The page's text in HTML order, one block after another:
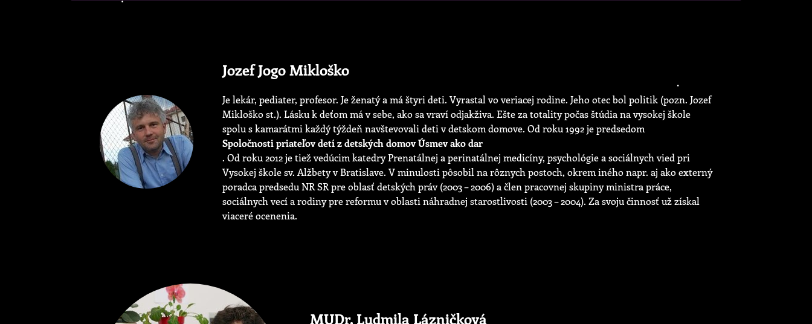
Jozef Jogo Mikloško
Je lekár, pediater, profesor. Je ženatý a má štyri deti. Vyrastal vo veriacej rodine. Jeho otec bol politik (pozn. Jozef
Mikloško st.). Lásku k deťom má v sebe, ako sa vraví odjakživa. Ešte za totality počas štúdia na vysokej škole
spolu s kamarátmi každý týždeň navštevovali deti v detskom domove. Od roku 1992 je predsedom
Spoločnosti priateľov detí z detských domov Úsmev ako dar
. Od roku 2012 je tiež vedúcim katedry Prenatálnej a perinatálnej medicíny, psychológie a sociálnych vied pri
Vysokej škole sv. Alžbety v Bratislave. V minulosti pôsobil na rôznych postoch, okrem iného napr. aj ako externý
poradca predsedu NR SR pre oblasť detských práv (2003 – 2006) a člen pracovnej skupiny ministra práce,
sociálnych vecí a rodiny pre reformu v oblasti náhradnej starostlivosti (2003 – 2004). Za svoju činnosť už získal
viaceré ocenenia.
MUDr. Ludmila Lázničková